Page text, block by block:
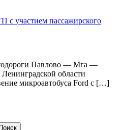
с участием пассажирского
Павлово — Мга —
области
микроавтобуса Ford с […]